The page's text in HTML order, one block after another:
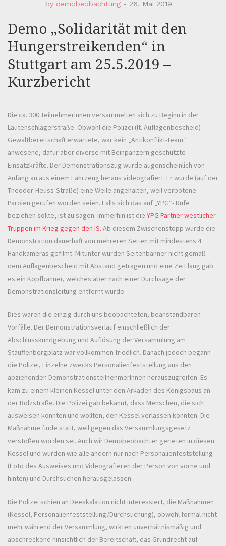
by demobeobachtung - 26. Mai 2019
Demo „Solidarität mit den
Hungerstreikenden“ in
Stuttgart am 25.5.2019 –
Kurzbericht
Die ca. 300 TeilnehmerInnen versammelten sich zu Beginn in der
Lautenschlagerstraße. Obwohl die Polizei (lt. Auflagenbescheid)
Gewaltbereitschaft erwartete, war kein „Antikonflikt-Team“
anwesend, dafür aber diverse mit Beinpanzern geschützte
Einsatzkräfte. Der Demonstrationszug wurde augenscheinlich von
Anfang an aus einem Fahrzeug heraus videografiert. Er wurde (auf der
Theodor-Heuss-Straße) eine Weile angehalten, weil verbotene
Parolen gerufen worden seien. Falls sich das auf „YPG“- Rufe
beziehen sollte, ist zu sagen: Immerhin ist die YPG Partner westlicher
Truppen im Krieg gegen den IS. Ab diesem Zwischenstopp wurde die
Demonstration dauerhaft von mehreren Seiten mit mindestens 4
Handkameras gefilmt. Mitunter wurden Seitenbanner nicht gemäß
dem Auflagenbescheid mit Abstand getragen und eine Zeit lang gab
es ein Kopfbanner, welches aber nach einer Durchsage der
Demonstrationsleitung entfernt wurde.
Dies waren die einzig durch uns beobachteten, beanstandbaren
Vorfälle. Der Demonstrationsverlauf einschließlich der
Abschlusskundgebung und Auflösung der Versammlung am
Stauffenbergplatz war vollkommen friedlich. Danach jedoch begann
die Polizei, Einzelne zwecks Personalienfeststellung aus den
abziehenden DemonstrationsteilnehmerInnen herauszugreifen. Es
kam zu einem kleinen Kessel unter den Arkaden des Königsbaus an
der Bolzstraße. Die Polizei gab bekannt, dass Menschen, die sich
ausweisen könnten und wollten, den Kessel verlassen könnten. Die
Maßnahme finde statt, weil gegen das Versammlungsgesetz
verstoßen worden sei. Auch wir Demobeobachter gerieten in diesen
Kessel und wurden wie alle andern nur nach Personalienfeststellung
(Foto des Ausweises und Videografieren der Person von vorne und
hinten) und Durchsuchen herausgelassen.
Die Polizei schien an Deeskalation nicht interessiert, die Maßnahmen
(Kessel, Personalienfeststellung/Durchsuchung), obwohl formal nicht
mehr während der Versammlung, wirkten unverhältnismäßig und
abschreckend hinsichtlich der Bereitschaft, das Grundrecht auf